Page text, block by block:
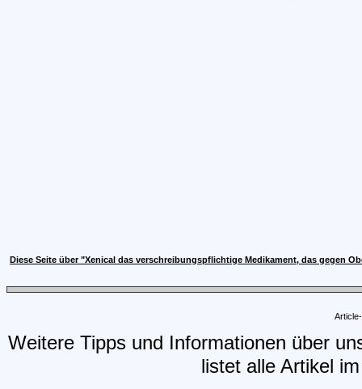
Diese Seite über "Xenical das verschreibungspflichtige Medikament, das gegen
Weitere Tipps und Informationen über
listet alle Artikel